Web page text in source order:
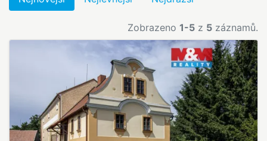
Zobrazeno 1-5 z 5 záznamů.